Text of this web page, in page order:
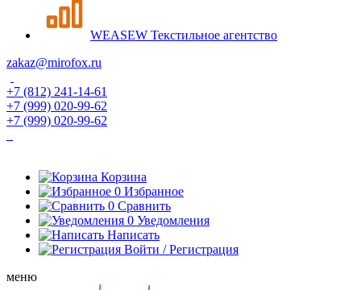
WEASEW Текстильное агентство
zakaz@mirofox.ru
+7 (812) 241-14-61
+7 (999) 020-99-62
+7 (999) 020-99-62
Корзина
0 Избранное
0 Сравнить
0 Уведомления
Написать
Войти / Регистрация
меню